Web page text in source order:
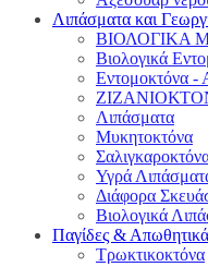
Λιπάσματα και
ΒΙΟΛΟΓΙΚΑ
Βιολογικά
Εντομοκτόνα -
Λιπάσματα
Μυκητοκτόνα
Υγρά
Διάφορα
Βιολογικά
Παγίδες &
Τρωκτικοκτόνα